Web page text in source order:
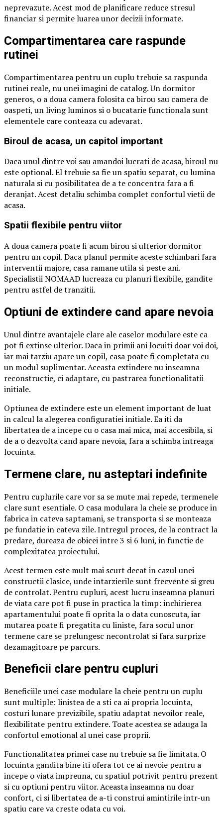
neprevazute. Acest mod de planificare reduce stresul
financiar si permite luarea unor decizii informate.
Compartimentarea care raspunde
rutinei
Compartimentarea pentru un cuplu trebuie sa raspunda
rutinei reale, nu unei imagini de catalog. Un dormitor
generos, o a doua camera folosita ca birou sau camera de
oaspeti, un living luminos si o bucatarie functionala sunt
elementele care conteaza cu adevarat.
Biroul de acasa, un capitol important
Daca unul dintre voi sau amandoi lucrati de acasa, biroul nu
este optional. El trebuie sa fie un spatiu separat, cu lumina
naturala si cu posibilitatea de a te concentra fara a fi
deranjat. Acest detaliu schimba complet confortul vietii de
acasa.
Spatii flexibile pentru viitor
A doua camera poate fi acum birou si ulterior dormitor
pentru un copil. Daca planul permite aceste schimbari fara
interventii majore, casa ramane utila si peste ani.
Specialistii NOMAAD lucreaza cu planuri flexibile, gandite
pentru astfel de tranzitii.
Optiuni de extindere cand apare nevoia
Unul dintre avantajele clare ale caselor modulare este ca
pot fi extinse ulterior. Daca in primii ani locuiti doar voi doi,
iar mai tarziu apare un copil, casa poate fi completata cu
un modul suplimentar. Aceasta extindere nu inseamna
reconstructie, ci adaptare, cu pastrarea functionalitatii
initiale.
Optiunea de extindere este un element important de luat
in calcul la alegerea configuratiei initiale. Ea iti da
libertatea de a incepe cu o casa mai mica, mai accesibila, si
de a o dezvolta cand apare nevoia, fara a schimba intreaga
locuinta.
Termene clare, nu asteptari indefinite
Pentru cuplurile care vor sa se mute mai repede, termenele
clare sunt esentiale. O casa modulara la cheie se produce in
fabrica in cateva saptamani, se transporta si se monteaza
pe fundatie in cateva zile. Intregul proces, de la contract la
predare, dureaza de obicei intre 3 si 6 luni, in functie de
complexitatea proiectului.
Acest termen este mult mai scurt decat in cazul unei
constructii clasice, unde intarzierile sunt frecvente si greu
de controlat. Pentru cupluri, acest lucru inseamna planuri
de viata care pot fi puse in practica la timp: inchirierea
apartamentului poate fi oprita la o data cunoscuta, iar
mutarea poate fi pregatita cu liniste, fara socul unor
termene care se prelungesc necontrolat si fara surprize
dezamagitoare pe parcurs.
Beneficii clare pentru cupluri
Beneficiile unei case modulare la cheie pentru un cuplu
sunt multiple: linistea de a sti ca ai propria locuinta,
costuri lunare previzibile, spatiu adaptat nevoilor reale,
flexibilitate pentru extindere. Toate acestea se adauga la
confortul emotional al unei case proprii.
Functionalitatea primei case nu trebuie sa fie limitata. O
locuinta gandita bine iti ofera tot ce ai nevoie pentru a
incepe o viata impreuna, cu spatiul potrivit pentru prezent
si cu optiuni pentru viitor. Aceasta inseamna nu doar
confort, ci si libertatea de a-ti construi amintirile intr-un
spatiu care va creste odata cu voi.